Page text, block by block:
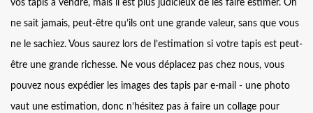
vos tapis à vendre, mais il est plus judicieux de les faire estimer. On
ne sait jamais, peut-être qu’ils ont une grande valeur, sans que vous
ne le sachiez. Vous saurez lors de l’estimation si votre tapis est peut-
être une grande richesse. Ne vous déplacez pas chez nous, vous
pouvez nous expédier les images des tapis par e-mail - une photo
vaut une estimation, donc n’hésitez pas à faire un collage pour